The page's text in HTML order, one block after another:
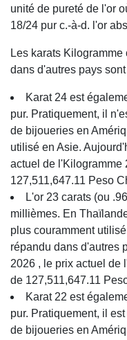
unité de pureté de l'or
18/24 pur c.-à-d. l'or
Les karats
dans d'autres pays
Karat 24 est
pur. Pratiquement, il
de bijoueries en
utilisé en Asie.
actuel de l'Kilogramme
127,511,647.11 Peso
L'or 23 carats (ou
millièmes. En
plus couramment
répandu dans d'autres
2026 , le prix actuel de
de 127,511,647.11
Karat 22 est
pur. Pratiquement, il
de bijoueries en